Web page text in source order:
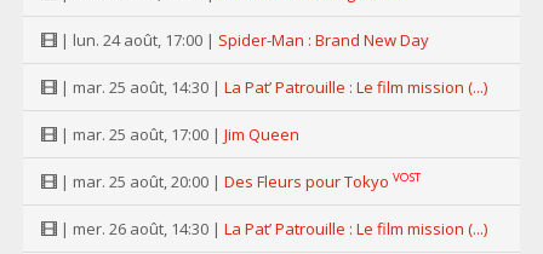
| lun. 24 août, 17:00 | Spider-Man : Brand New Day
| mar. 25 août, 14:30 | La Pat’ Patrouille : Le film mission (...)
| mar. 25 août, 17:00 | Jim Queen
| mar. 25 août, 20:00 | Des Fleurs pour Tokyo VOST
| mer. 26 août, 14:30 | La Pat’ Patrouille : Le film mission (...)